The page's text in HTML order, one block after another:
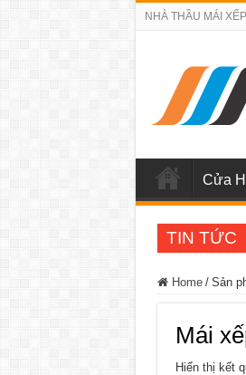
NHÀ THẦU MÁI
Cửa
TIN TỨC
Home / Sản
Mái
Hiển thị kết